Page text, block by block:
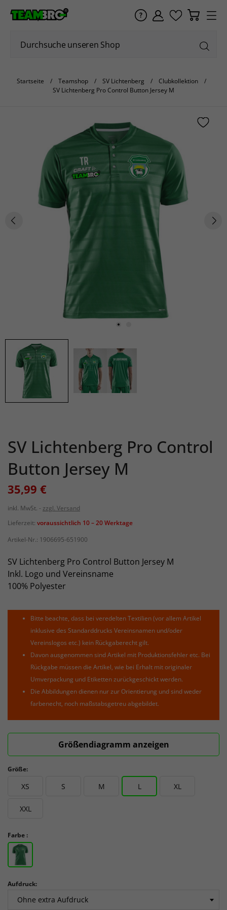
Startseite Teamshop SV Lichtenberg
Clubkollektion
SV Lichtenberg Pro Control Button Jersey M
SV Lichtenberg Pro Control
Button Jersey M
35,99 €
inkl. MwSt.
zzgl. Versand
Lieferzeit: voraussichtlich 10 – 20 Werktage
Artikel-Nr.: 1906695-651900
SV Lichtenberg Pro Control Button Jersey M
Inkl. Logo und Vereinsname
100% Polyester
Bitte beachte, dass bei veredelten Textilien (vor allem Artikel
inklusive des Standarddrucks Vereinsnamen und/oder
Vereinslogos etc.) kein Rückgaberecht gilt.
Davon ausgenommen sind Artikel mit Produktionsfehler etc. Bei
Rückgabe müssen die Artikel, wie bei Erhalt mit originaler
Umverpackung und Etiketten zurückgeschickt werden.
Die Abbildungen dienen nur zur Orientierung und sind weder
farbenecht, noch maßstabsgetreu abgebildet.
Größendiagramm anzeigen
Größe:
XS S M L XL
XXL
Farbe :
Aufdruck: